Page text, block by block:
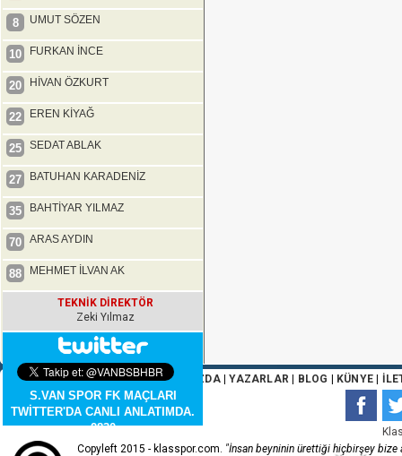
8 UMUT SÖZEN
10 FURKAN İNCE
20 HİVAN ÖZKURT
22 EREN KİYAĞ
25 SEDAT ABLAK
27 BATUHAN KARADENİZ
35 BAHTİYAR YILMAZ
70 ARAS AYDIN
88 MEHMET İLVAN AK
TEKNİK DİREKTÖR
Zeki Yılmaz
S.VAN SPOR FK MAÇLARI
TWİTTER'DA CANLI ANLATIMDA.
2830
ANA SAYFA|HAKKIMIZDA|YAZARLAR BLOG KÜNYE|
Copyleft 2015 - klasspor.com. "İnsan beyninin ürettiği hiçbirşey bize